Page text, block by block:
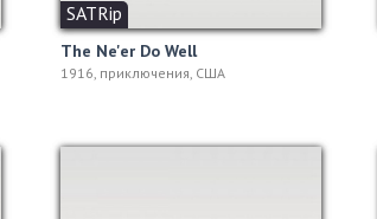
SATRip
The Ne'er Do Well
1916, приключения, США